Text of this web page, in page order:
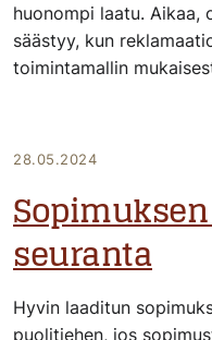
huonompi laatu. Aikaa,
säästyy, kun
toimintamallin
28.05.2024
seuranta
Hyvin laaditun
puolitiehen, jos